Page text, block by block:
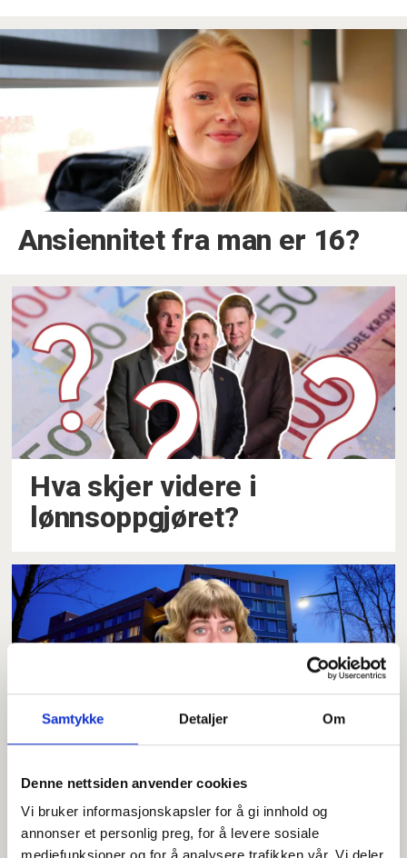
Samtykke Detaljer Om
Denne nettsiden anvender cookies
Vi bruker informasjonskapsler for å gi innhold og
annonser et personlig preg, for å levere sosiale
Ansiennitet fra man er 16?
Hva skjer videre i
lønnsoppgjøret?
for hele vakten